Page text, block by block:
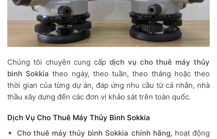
Chúng tôi chuyên cung cấp dịch vụ cho thuê máy thủy
bình Sokkiatheo ngày, theo tuần, theo tháng hoặc theo
thời gian của từng dự án, đáp ứng nhu cầu từ cá nhân, nhà
thầu xây dựng đến các đơn vị khảo sát trên toàn quốc.
Dịch Vụ Cho Thuê Máy Thủy Bình Sokkia
Cho thuê máy thủy bình Sokkia chính hãng, hoạt động